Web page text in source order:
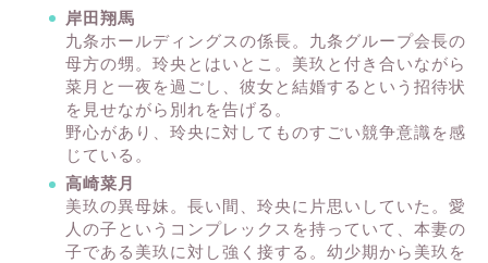
岸田翔馬
九条ホールディングスの係長。九条グループ会長の
母方の甥。玲央とはいとこ。美玖と付き合いながら
菜月と一夜を過ごし、彼女と結婚するという招待状
を見せながら別れを告げる。
野心があり、玲央に対してものすごい競争意識を感
じている。
高崎菜月
美玖の異母妹。長い間、玲央に片思いしていた。愛
人の子というコンプレックスを持っていて、本妻の
子である美玖に対し強く接する。幼少期から美玖を